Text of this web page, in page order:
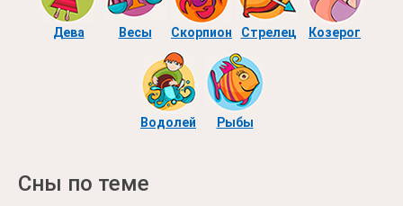
Дева Весы Скорпион Стрелец Козерог
Водолей Рыбы
Сны по теме